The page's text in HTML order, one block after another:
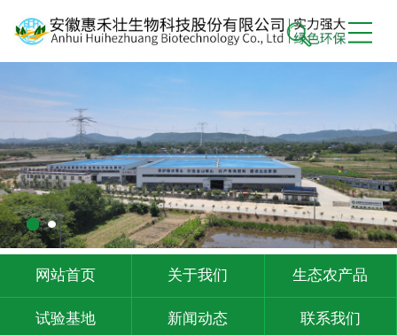
网站首页 关于我们 生态农产品
试验基地 新闻动态 联系我们